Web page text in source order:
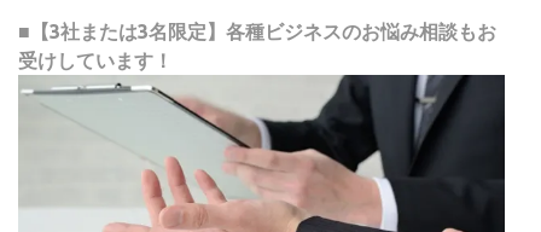
■【3社または3名限定】各種ビジネスのお悩み相談もお
受けしています！